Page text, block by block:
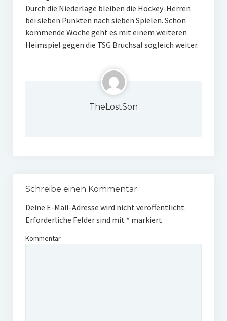
Durch die Niederlage bleiben die Hockey-Herren
bei sieben Punkten nach sieben Spielen. Schon
kommende Woche geht es mit einem weiteren
Heimspiel gegen die TSG Bruchsal sogleich weiter.
TheLostSon
Schreibe einen Kommentar
Deine E-Mail-Adresse wird nicht veröffentlicht.
Erforderliche Felder sind mit * markiert
Kommentar